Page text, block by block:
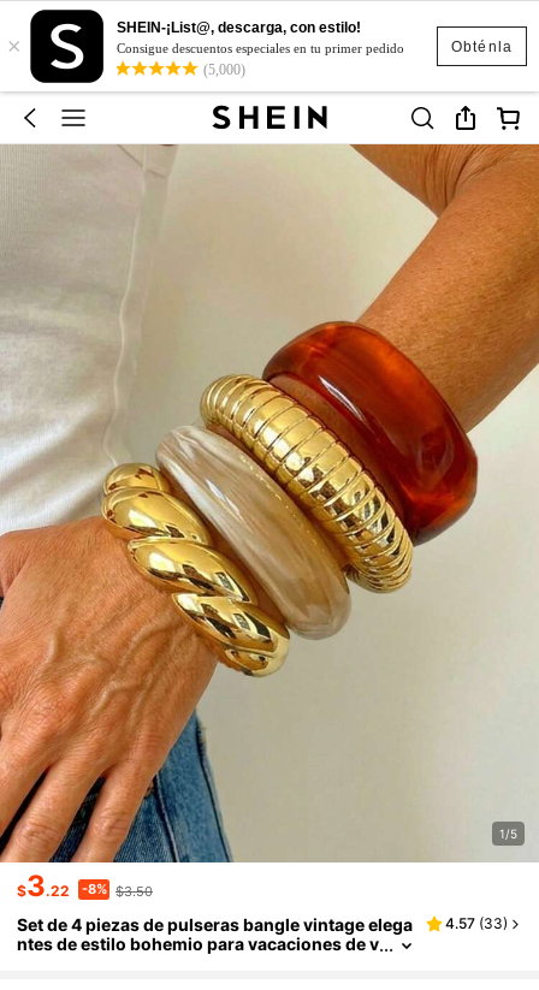
Obténla
×
SHEIN-¡List@, descarga, con estilo!
Consigue descuentos especiales en tu primer pedido
(5,000)
1/5
$3.22 -8% $3.50
Set de 4 piezas de pulseras bangle vintage elega
ntes de estilo bohemio para vacaciones de v
4.57 (33)